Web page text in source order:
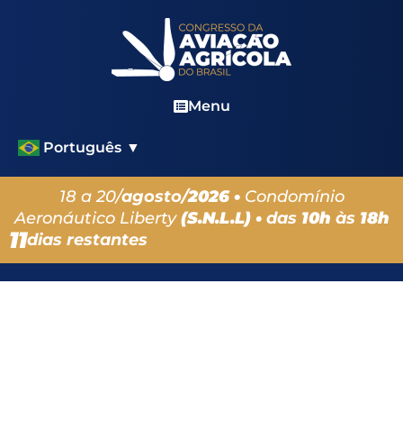
Menu
Português ▼
18 a 20/agosto/2026 • Condomínio
Aeronáutico Liberty(S.N.L.L) • das 10h às 18h
11dias restantes